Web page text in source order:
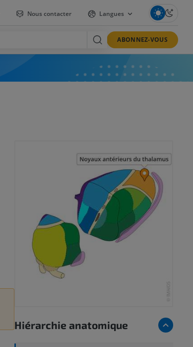
Nous contacter Langues
ABONNEZ-VOUS
Hiérarchie anatomique